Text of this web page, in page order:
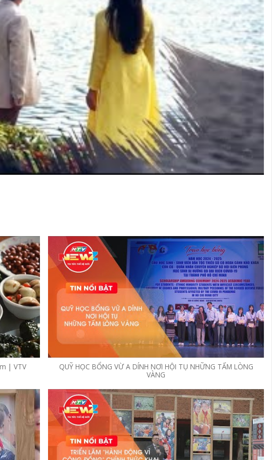
| VTV
QUỸ HỌC BỔNG VỪ A DÍNH NƠI HỘI TỤ NHỮNG TẤM LÒNG
VÀNG